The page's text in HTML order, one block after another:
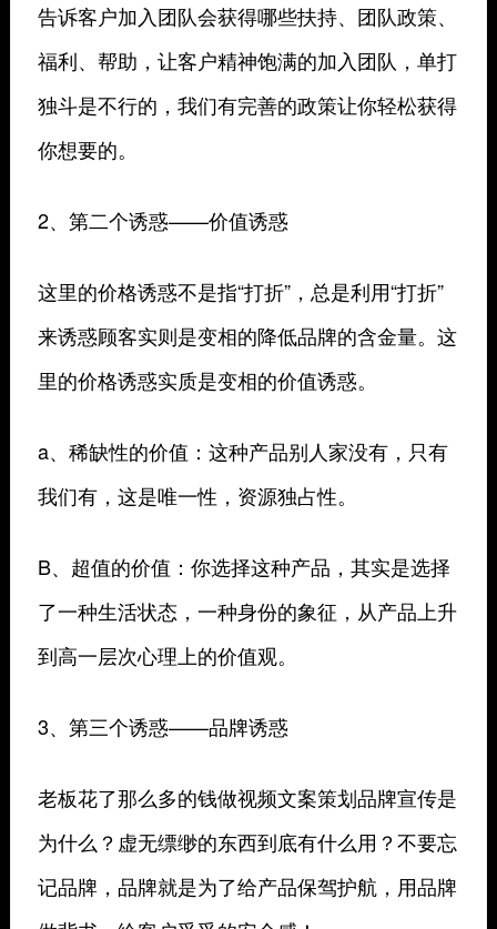
告诉客户加入团队会获得哪些扶持、团队政策、
福利、帮助，让客户精神饱满的加入团队，单打
独斗是不行的，我们有完善的政策让你轻松获得
你想要的。
2、第二个诱惑——价值诱惑
这里的价格诱惑不是指“打折”，总是利用“打折”
来诱惑顾客实则是变相的降低品牌的含金量。这
里的价格诱惑实质是变相的价值诱惑。
a、稀缺性的价值：这种产品别人家没有，只有
我们有，这是唯一性，资源独占性。
B、超值的价值：你选择这种产品，其实是选择
了一种生活状态，一种身份的象征，从产品上升
到高一层次心理上的价值观。
3、第三个诱惑——品牌诱惑
老板花了那么多的钱做视频文案策划品牌宣传是
为什么？虚无缥缈的东西到底有什么用？不要忘
记品牌，品牌就是为了给产品保驾护航，用品牌